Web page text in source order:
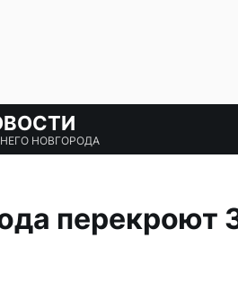
НОВГОРОДА
перекроют